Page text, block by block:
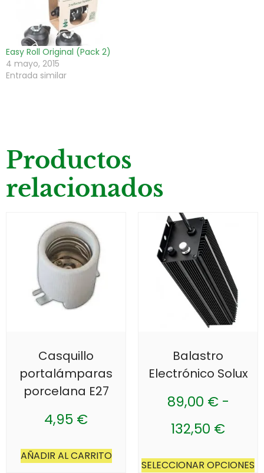
Easy Roll Original (Pack 2)
4 mayo, 2015
Entrada similar
Productos
relacionados
Casquillo
portalámparas
porcelana E27
4,95 €
AÑADIR AL CARRITO
Balastro
Electrónico Solux
89,00 € -
132,50 €
SELECCIONAR OPCIONES